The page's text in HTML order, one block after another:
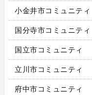
小金井市コミュニティ
国分寺市コミュニティ
国立市コミュニティ
立川市コミュニティ
府中市コミュニティ